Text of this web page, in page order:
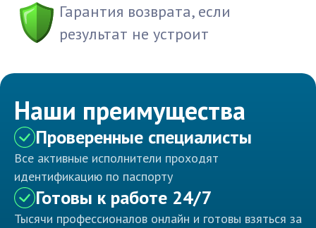
Гарантия возврата, если
результат не устроит
Наши преимущества
Проверенные специалисты
Все активные исполнители проходят
идентификацию по паспорту
Готовы к работе 24/7
Тысячи профессионалов онлайн и готовы взяться за